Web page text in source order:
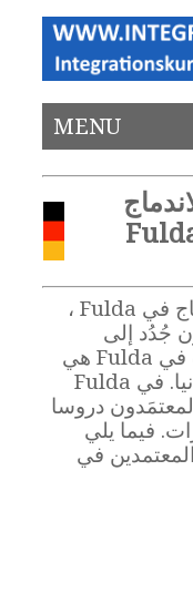
MENU
هل تريدون حضور دروس الاندماج في Fulda ،
جُدُد إلى
ألمانيا؟ دروس الاندماج للأجانب في Fulda هي
عرض أساسي للاندماج في ألمانيا. في Fulda
دروسا
فيما يلي
في